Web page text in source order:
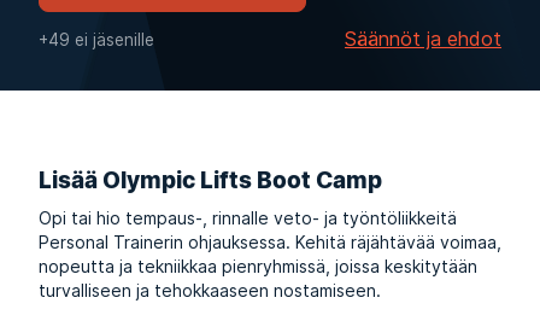
+49 ei jäsenille Säännöt ja ehdot
Lisää Olympic Lifts Boot Camp
Opi tai hio tempaus-, rinnalle veto- ja työntöliikkeitä
Personal Trainerin ohjauksessa. Kehitä räjähtävää voimaa,
nopeutta ja tekniikkaa pienryhmissä, joissa keskitytään
turvalliseen ja tehokkaaseen nostamiseen.